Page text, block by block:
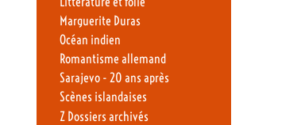
Marguerite Duras
Océan indien
Romantisme allemand
Sarajevo - 20 ans après
Scènes islandaises
Z Dossiers archivés